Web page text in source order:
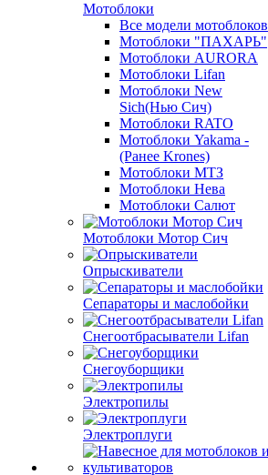
Мотоблоки
Все модели мотоблоков
Мотоблоки "ПАХАРЬ"
Мотоблоки AURORA
Мотоблоки Lifan
Мотоблоки New
Sich(Нью Сич)
Мотоблоки RATO
Мотоблоки Yakama -
(Ранее Krones)
Мотоблоки МТЗ
Мотоблоки Нева
Мотоблоки Салют
Мотоблоки Мотор Сич
Опрыскиватели
Сепараторы и маслобойки
Снегоотбрасыватели Lifan
Снегоуборщики
Электропилы
Электроплуги